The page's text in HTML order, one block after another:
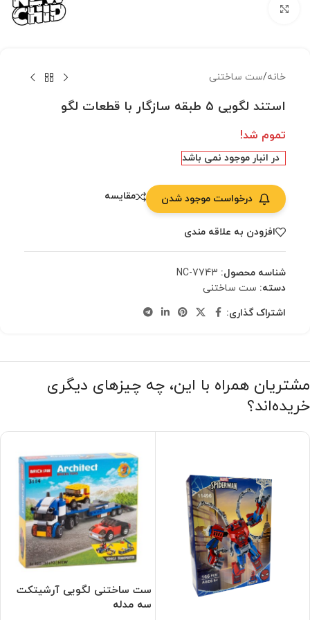
خانه/ست ساختنی
استند لگویی ۵ طبقه سازگار با قطعات لگو
تموم شد!
در انبار موجود نمی باشد
درخواست موجود شدن مقایسه
افزودن به علاقه مندی
شناسه محصول: NC-7743
دسته: ست ساختنی
اشتراک گذاری:
مشتریان همراه با این، چه چیزهای دیگری
خریده‌اند؟
ست ساختنی لگویی آرشیتکت
سه مدله